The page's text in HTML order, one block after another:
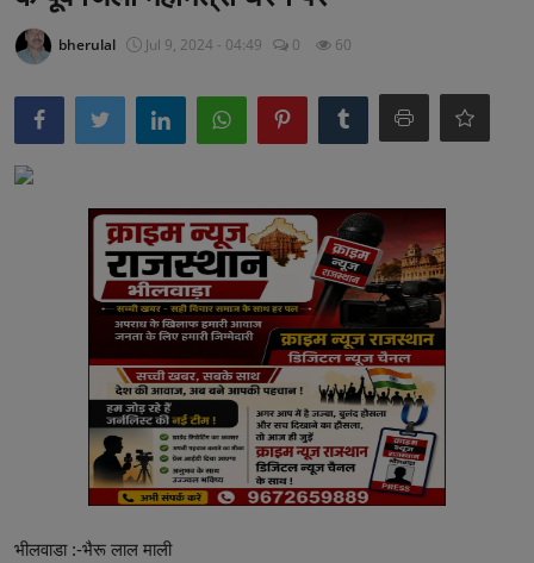
अनूपगढ़
राजस्थान
भीलवाड़ा
bherulal Jul 9, 2024 - 04:49 0 60
भीलवाडा :-भैरू लाल माली